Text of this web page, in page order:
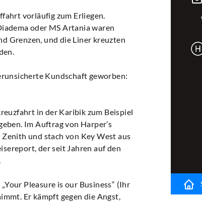
vorläufig zum Erliegen.
oder MS Artania waren
Grenzen, und die Liner kreuzten
Kundschaft geworben:
in der Karibik zum Beispiel
Im Auftrag von Harper’s
und stach von Key West aus
der seit Jahren auf den
Pleasure is our Business“ (Ihr
Er kämpft gegen die Angst,